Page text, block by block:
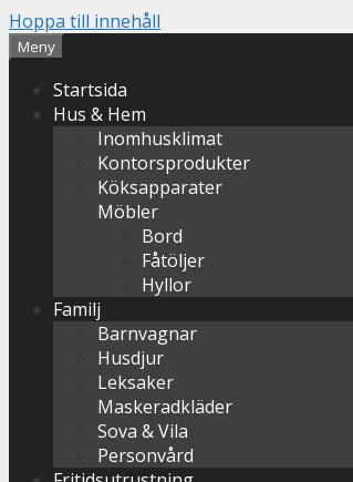
Hoppa till innehåll
Meny
Startsida
Hus & Hem
Inomhusklimat
Kontorsprodukter
Köksapparater
Möbler
Bord
Fåtöljer
Hyllor
Familj
Barnvagnar
Husdjur
Leksaker
Maskeradkläder
Sova & Vila
Personvård